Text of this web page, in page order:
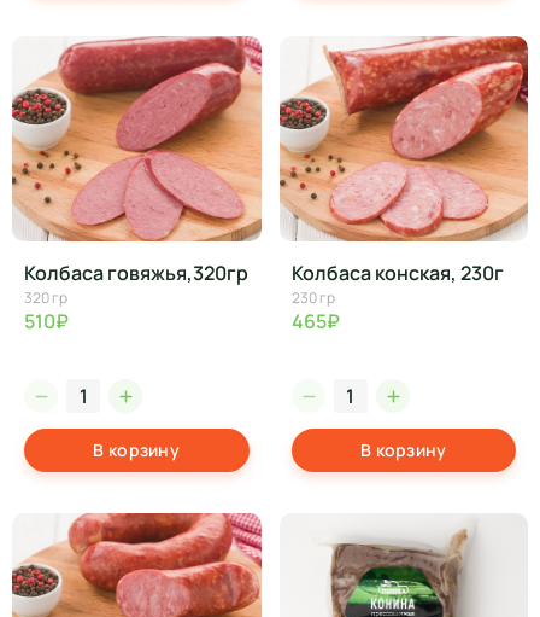
Колбаса говяжья,320гр
320 гр
510₽
В корзину
Колбаса конская, 230г
230 гр
465₽
В корзину